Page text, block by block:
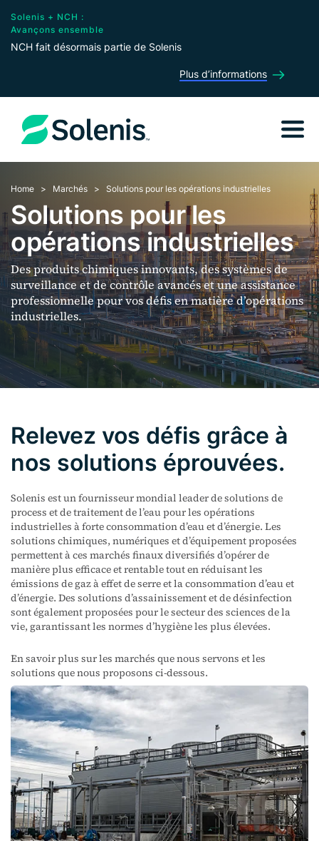
Solenis + NCH :
Avançons ensemble
NCH fait désormais partie de Solenis
Plus d’informations
Home Marchés Solutions pour les opérations industrielles
Solutions pour les
opérations industrielles
Des produits chimiques innovants, des systèmes de
surveillance et de contrôle avancés et une assistance
professionnelle pour vos défis en matière d’opérations
industrielles.
Relevez vos défis grâce à
nos solutions éprouvées.
Solenis est un fournisseur mondial leader de solutions de
process et de traitement de l’eau pour les opérations
industrielles à forte consommation d’eau et d’énergie. Les
solutions chimiques, numériques et d’équipement proposées
permettent à ces marchés finaux diversifiés d’opérer de
manière plus efficace et rentable tout en réduisant les
émissions de gaz à effet de serre et la consommation d’eau et
d’énergie. Des solutions d’assainissement et de désinfection
sont également proposées pour le secteur des sciences de la
vie, garantissant les normes d’hygiène les plus élevées.
En savoir plus sur les marchés que nous servons et les
solutions que nous proposons ci-dessous.